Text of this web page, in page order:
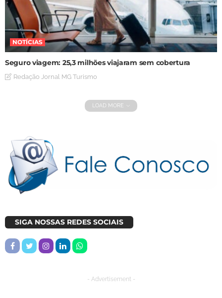
NOTÍCIAS
Seguro viagem: 25,3 milhões viajaram sem cobertura
Redação Jornal MG Turismo
LOAD MORE
SIGA NOSSAS REDES SOCIAIS
- Advertisement -